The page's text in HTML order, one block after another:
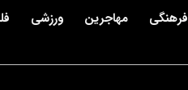
فرهنگی مهاجرین ورزشی